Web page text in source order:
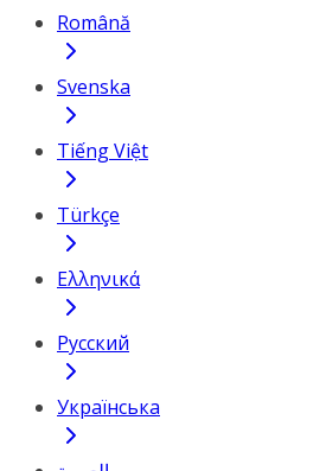
Română
Svenska
Tiếng Việt
Türkçe
Ελληνικά
Русский
Українська